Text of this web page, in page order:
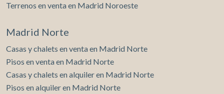
Terrenos en venta en Madrid Noroeste
Madrid Norte
Casas y chalets en venta en Madrid Norte
Pisos en venta en Madrid Norte
Casas y chalets en alquiler en Madrid Norte
Pisos en alquiler en Madrid Norte